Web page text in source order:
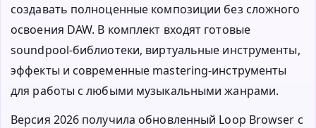
создавать полноценные композиции без сложного
освоения DAW. В комплект входят готовые
soundpool-библиотеки, виртуальные инструменты,
эффекты и современные mastering-инструменты
для работы с любыми музыкальными жанрами.
Версия 2026 получила обновленный Loop Browser с